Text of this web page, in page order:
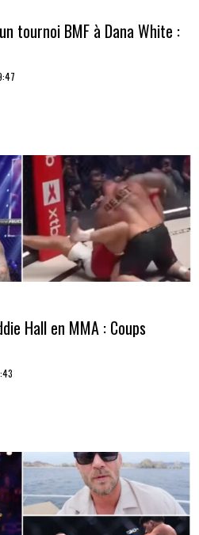
tournoi BMF à Dana White :
Hall en MMA : Coups